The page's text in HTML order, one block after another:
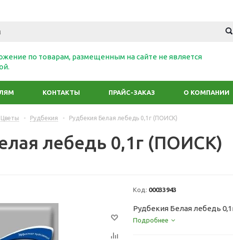
по товарам, размещенным на сайте не является
КОНТАКТЫ ПРАЙС-ЗАКАЗ О КОМПАНИИ
Цветы - Рудбекия - Рудбекия Белая лебедь 0,1г (ПОИСК)
лебедь 0,1г (ПОИСК)
Код: 00033943
Рудбекия Белая лебедь
Подробнее